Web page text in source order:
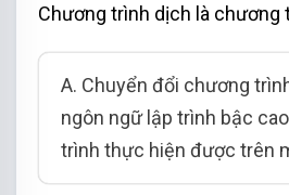
Chương trình dịch là chương
A. Chuyển đổi chương
ngôn ngữ lập trình bậc
trình thực hiện được trên